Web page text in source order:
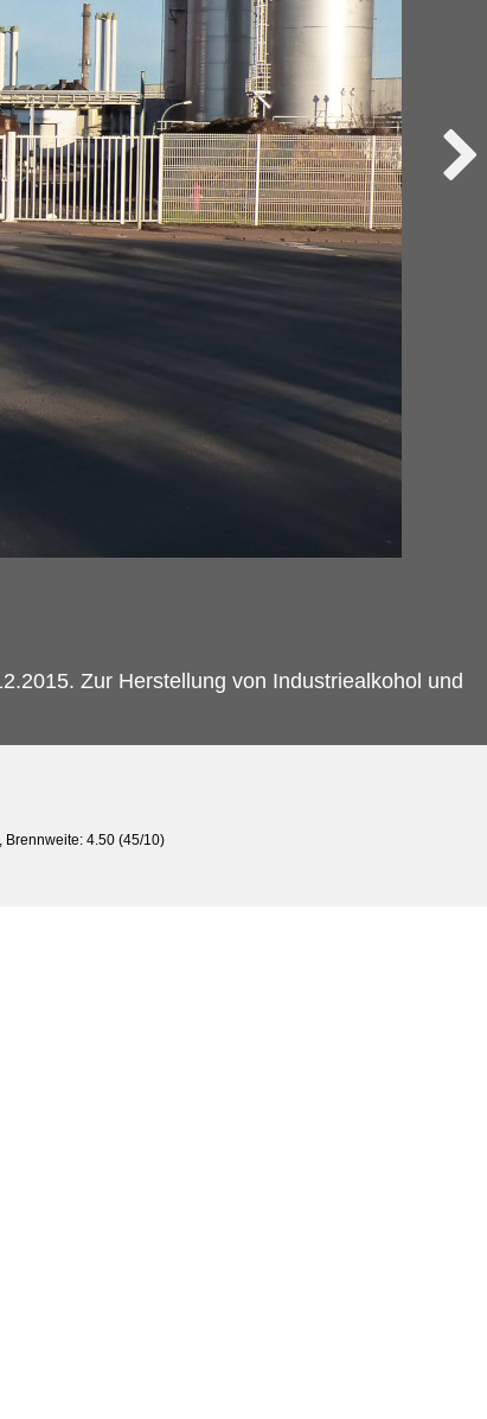
Zur Herstellung von Industriealkohol und
Brennweite: 4.50 (45/10)